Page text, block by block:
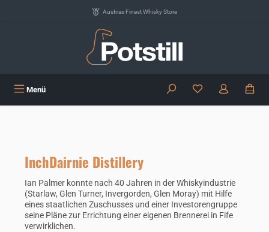
Austrias Finest Whisky Store
Menü Du hast 0
InchDairnie Distillery
Ian Palmer konnte nach 40 Jahren in der Whiskyindustrie
(Starlaw, Glen Turner, Invergorden, Glen Moray) mit Hilfe
eines staatlichen Zuschusses und einer Investorengruppe
seine Pläne zur Errichtung einer eigenen Brennerei in Fife
verwirklichen.